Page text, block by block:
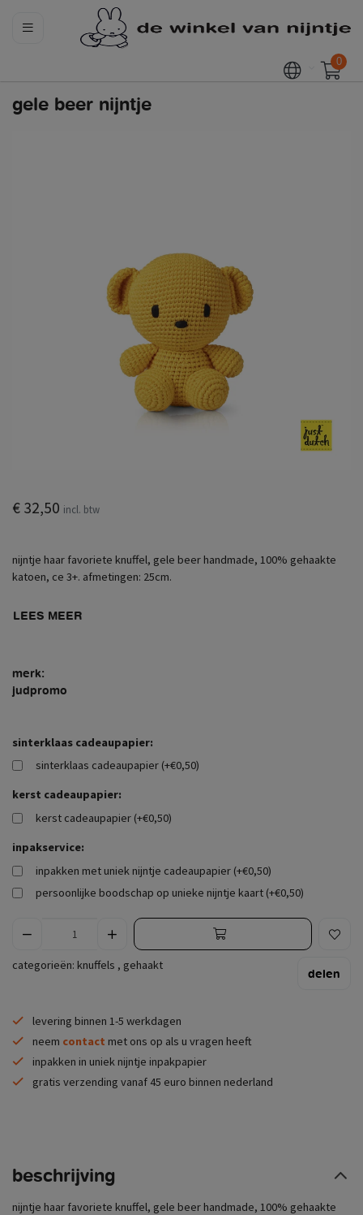
0
gele beer nijntje
€ 32,50 incl. btw
nijntje haar favoriete knuffel, gele beer handmade, 100% gehaakte
katoen, ce 3+. afmetingen: 25cm.
LEES MEER
merk:
judpromo
sinterklaas cadeaupapier:
sinterklaas cadeaupapier (+€0,50)
kerst cadeaupapier:
kerst cadeaupapier (+€0,50)
inpakservice:
inpakken met uniek nijntje cadeaupapier (+€0,50)
persoonlijke boodschap op unieke nijntje kaart (+€0,50)
categorieën: knuffels , gehaakt
delen
levering binnen 1-5 werkdagen
neem contact met ons op als u vragen heeft
inpakken in uniek nijntje inpakpapier
gratis verzending vanaf 45 euro binnen nederland
beschrijving
nijntje haar favoriete knuffel, gele beer handmade, 100% gehaakte